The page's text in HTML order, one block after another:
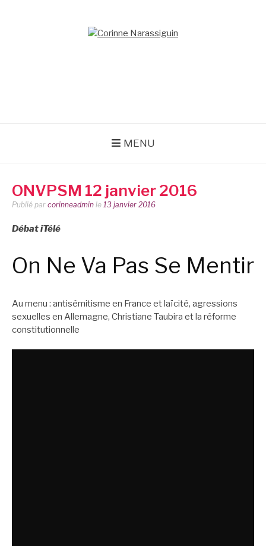
MENU
ONVPSM 12 janvier 2016
Publié par corinneadmin le 13 janvier 2016
Débat iTélé
On Ne Va Pas Se Mentir
Au menu : antisémitisme en France et laïcité, agressions
sexuelles en Allemagne, Christiane Taubira et la réforme
constitutionnelle